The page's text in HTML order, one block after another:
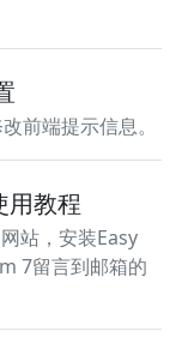
前端提示信息。
用教程
站，安装Easy
7留言到邮箱的